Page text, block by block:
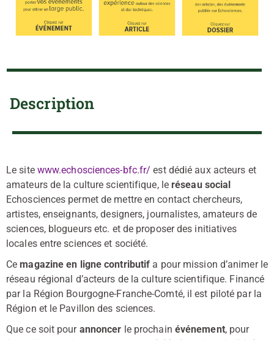
Description
Le site www.echosciences-bfc.fr/ est dédié aux acteurs et
amateurs de la culture scientifique, leréseau social
Echosciences permet de mettre en contact chercheurs,
artistes, enseignants, designers, journalistes, amateurs de
sciences, blogueurs etc. et de proposer des initiatives
locales entre sciences et société.
Cemagazine en ligne contributif a pour mission d’animer le
réseau régional d’acteurs de la culture scientifique. Financé
par la Région Bourgogne-Franche-Comté, il est piloté par la
Région et le Pavillon des sciences.
Que ce soit pour annoncer le prochain événement, pour